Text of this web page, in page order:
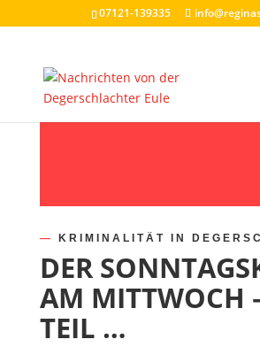
07121-139335
— KRIMINALITÄT IN
DER
AM MITTWOCH
TEIL …